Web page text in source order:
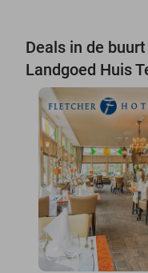
Deals in de
Landgoed Huis